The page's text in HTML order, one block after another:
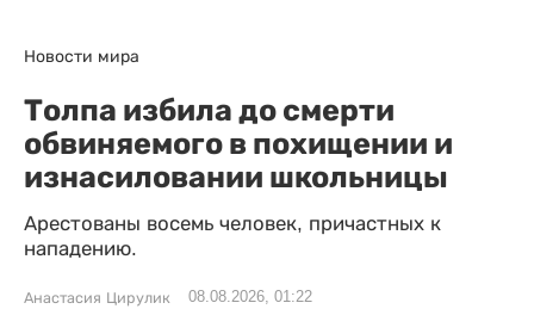
Новости мира
Толпа избила до смерти
обвиняемого в похищении и
изнасиловании школьницы
Арестованы восемь человек, причастных к
нападению.
Анастасия Цирулик 08.08.2026, 01:22